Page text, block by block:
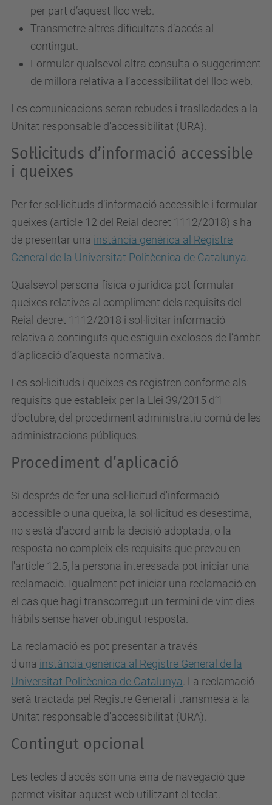
per part d’aquest lloc web.
Transmetre altres dificultats d’accés al
contingut.
Formular qualsevol altra consulta o suggeriment
de millora relativa a l’accessibilitat del lloc web.
Les comunicacions seran rebudes i traslladades a la
Unitat responsable d'accessibilitat (URA).
Sol·licituds d’informació accessible
i queixes
Per fer sol·licituds d’informació accessible i formular
queixes (article 12 del Reial decret 1112/2018) s'ha
de presentar una instància genèrica al Registre
General de la Universitat Politècnica de Catalunya
Qualsevol persona física o jurídica pot formular
queixes relatives al compliment dels requisits del
Reial decret 1112/2018 i sol·licitar informació
relativa a continguts que estiguin exclosos de l’àmbit
d’aplicació d’aquesta normativa.
Les sol·licituds i queixes es registren conforme als
requisits que estableix per la Llei 39/2015 d’1
d’octubre, del procediment administratiu comú de les
administracions públiques.
Procediment d’aplicació
Si després de fer una sol·licitud d'informació
accessible o una queixa, la sol·licitud es desestima,
no s'està d'acord amb la decisió adoptada, o la
resposta no compleix els requisits que preveu en
l'article 12.5, la persona interessada pot iniciar una
reclamació. Igualment pot iniciar una reclamació en
el cas que hagi transcorregut un termini de vint dies
hàbils sense haver obtingut resposta.
La reclamació es pot presentar a través
d'una instància genèrica al Registre General de la
Universitat Politècnica de Catalunya . La reclamació
serà tractada pel Registre General i transmesa a la
Unitat responsable d'accessibilitat (URA).
Contingut opcional
Les tecles d'accés són una eina de navegació que
permet visitar aquest web utilitzant el teclat.